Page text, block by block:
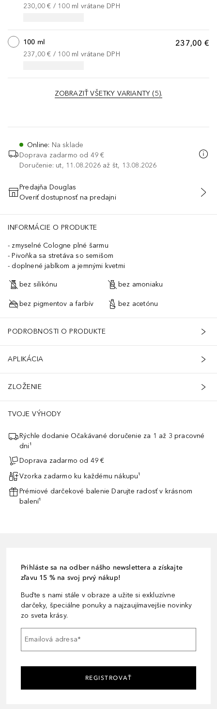
230,00 € / 100 ml vrátane DPH
237,00 €
100 ml
237,00 € / 100 ml vrátane DPH
ZOBRAZIŤ VŠETKY VARIANTY (5).
Online: Na sklade
Doprava zadarmo od 49 €
Doručenie: ut, 11.08.2026 až št, 13.08.2026
PRIDAŤ DO KOŠÍKA
Predajňa Douglas
Overiť dostupnosť na predajni
INFORMÁCIE O PRODUKTE
zmyselné Cologne plné šarmu
Pivoňka sa stretáva so semišom
doplnené jablkom a jemnými kvetmi
bez silikónu bez amoniaku
bez pigmentov a farbív bez acetónu
PODROBNOSTI O PRODUKTE
APLIKÁCIA
ZLOŽENIE
TVOJE VÝHODY
Rýchle dodanie Očakávané doručenie za 1 až 3 pracovné
dni¹
Doprava zadarmo od 49 €
Vzorka zadarmo ku každému nákupu¹
Prémiové darčekové balenie Darujte radosť v krásnom
balení¹
Prihláste sa na odber nášho newslettera a získajte
zľavu 15 % na svoj prvý nákup!
Buďte s nami stále v obraze a užite si exkluzívne
darčeky, špeciálne ponuky a najzaujímavejšie novinky
zo sveta krásy.
Emailová adresa*
REGISTROVAŤ